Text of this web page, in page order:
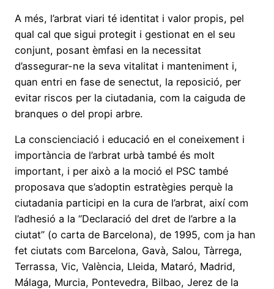
A més, l’arbrat viari té identitat i valor propis, pel
qual cal que sigui protegit i gestionat en el seu
conjunt, posant èmfasi en la necessitat
d’assegurar-ne la seva vitalitat i manteniment i,
quan entri en fase de senectut, la reposició, per
evitar riscos per la ciutadania, com la caiguda de
branques o del propi arbre.
La conscienciació i educació en el coneixement i
importància de l’arbrat urbà també és molt
important, i per això a la moció el PSC també
proposava que s’adoptin estratègies perquè la
ciutadania participi en la cura de l’arbrat, així com
l’adhesió a la “Declaració del dret de l’arbre a la
ciutat” (o carta de Barcelona), de 1995, com ja han
fet ciutats com Barcelona, Gavà, Salou, Tàrrega,
Terrassa, Vic, València, Lleida, Mataró, Madrid,
Málaga, Murcia, Pontevedra, Bilbao, Jerez de la